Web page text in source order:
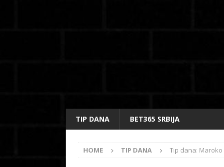
TIP DANA BET365 SRBIJA
HOME TIP DANA Tip dana: